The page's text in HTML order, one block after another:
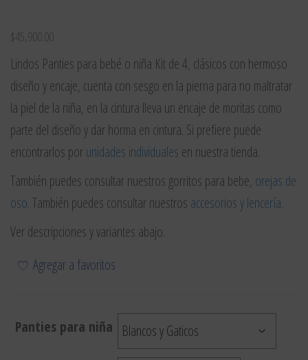
$45,900.00
Lindos Panties para bebé o niña Kit de 4, clásicos con hermoso
diseño y encaje, cuenta con sesgo en la pierna para no maltratar
la piel de la niña, en la cintura lleva un encaje de moritas como
parte del diseño y dar horma en cintura. Si prefiere puede
encontrarlos porunidades individuales en nuestra tienda.
También puedes consultar nuestros gorritos para bebe, orejas de
oso. También puedes consultar nuestros accesorios y lencería.
Ver descripciones y variantes abajo.
Agregar a favoritos
Panties para niña